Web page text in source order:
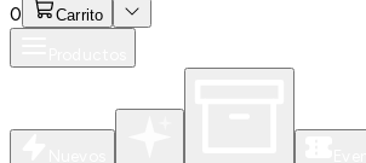
0 Carrito